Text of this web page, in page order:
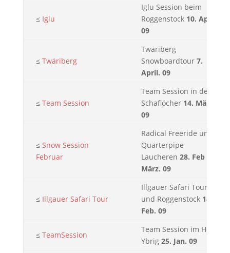
≤ Iglu
Iglu Session beim
Roggenstock 10. April.
09
≤ Twäriberg
Twäriberg
Snowboardtour 7.
April. 09
≤ Team Session
Team Session in den
Schaflöcher 14. März.
09
≤ Snow Session
Februar
Radical Freeride und
Quarterpipe
Laucheren 28. Feb & 1.
März. 09
≤ Illgauer Safari Tour
Illgauer Safari Tour
und Roggenstock 18.
Feb. 09
≤ TeamSession
Team Session im Hoch-
Ybrig25. Jan. 09